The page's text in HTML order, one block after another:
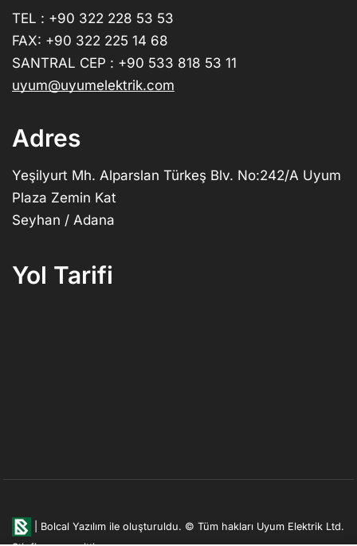
TEL : +90 322 228 53 53
FAX: +90 322 225 14 68
SANTRAL CEP : +90 533 818 53 11
uyum@uyumelektrik.com
Adres
Yeşilyurt Mh. Alparslan Türkeş Blv. No:242/A Uyum
Plaza Zemin Kat
Seyhan / Adana
Yol Tarifi
Bolcal Yazılım ile oluşturuldu. © Tüm hakları Uyum Elektrik Ltd.